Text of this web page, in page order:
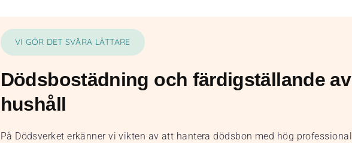
VI GÖR DET SVÅRA LÄTTARE
Dödsbostädning och färdigställande av
hushåll
På Dödsverket erkänner vi vikten av att hantera dödsbon med hög